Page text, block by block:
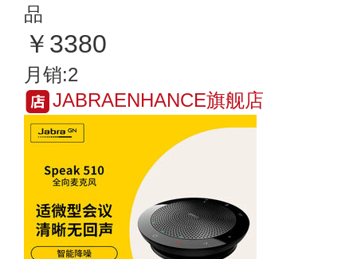
品
￥3380
月销:2
JABRAENHANCE旗舰店